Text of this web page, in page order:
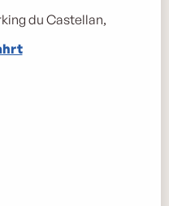
du Castellan,